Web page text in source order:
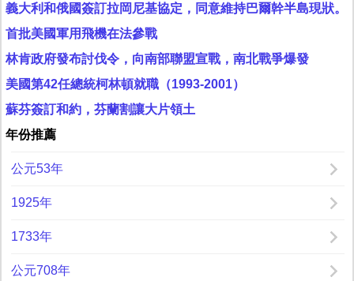
義大利和俄國簽訂拉岡尼基協定，同意維持巴爾幹半島現狀。
首批美國軍用飛機在法參戰
林肯政府發布討伐令，向南部聯盟宣戰，南北戰爭爆發
美國第42任總統柯林頓就職（1993-2001）
蘇芬簽訂和約，芬蘭割讓大片領土
年份推薦
公元53年
1925年
1733年
公元708年